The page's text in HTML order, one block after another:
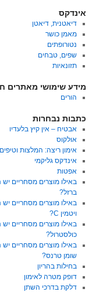
אינדקס
דיאטנית, דיאטן
מאמן כושר
נטורופתים
שפים, טבחים
תזונאיות
מידע שימושי מאתרים
הורים
כתבות נבחרות
אבטיח – אין קיץ בלעדיו
אולקוס
אימון ריצה: המלצות
אינדקס גליקמי
אפטות
באילו מוצרים מסחריים
ברזל?
באילו מוצרים מסחריים
ויטמין C?
באילו מוצרים מסחריים
כולסטרול?
באילו מוצרים מסחריים
שומן טרנס?
בחילות בהריון
דופק מטרה לאימון
דלקת בדרכי השתן